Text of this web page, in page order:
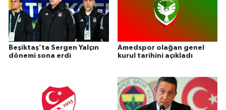
Beşiktaş’ta Sergen Yalçın
dönemi sona erdi
Amedspor olağan genel
kurul tarihini açıkladı